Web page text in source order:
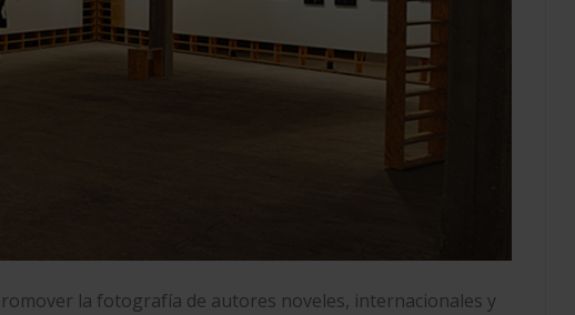
la fotografía de autores noveles, internacionales y